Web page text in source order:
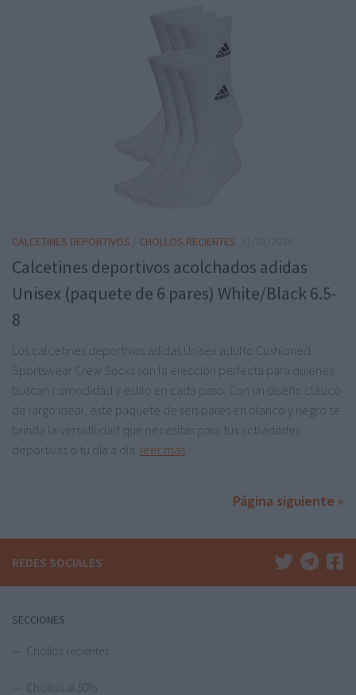
CALCETINES DEPORTIVOS CHOLLOS RECIENTES
Calcetines deportivos acolchados adidas
Unisex (paquete de 6 pares) White/Black 6.5-
8
Los calcetines deportivos adidas Unisex adulto Cushioned
Sportswear Crew Socks son la elección perfecta para quienes
buscan comodidad y estilo en cada paso. Con un diseño clásico
de largo ideal, este paquete de seis pares en blanco y negro te
brinda la versatilidad que necesitas para tus actividades
deportivas o tu día a día. leer más
Página siguiente »
REDES SOCIALES
SECCIONES
Chollos recientes
Chollos al 50%